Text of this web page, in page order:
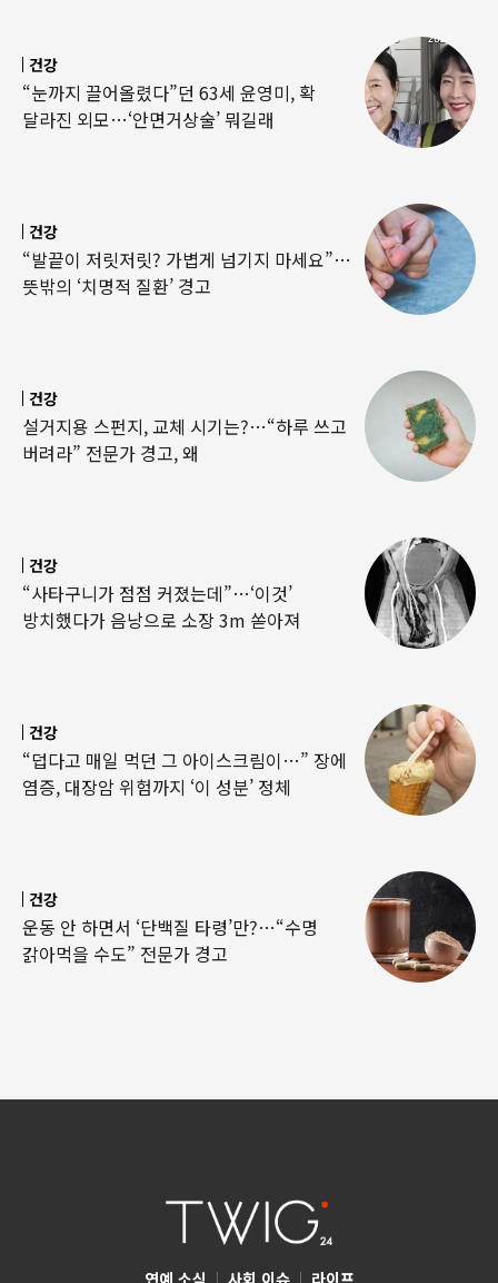
건강
“눈까지 끌어올렸다”던 63세 윤영미, 확
달라진 외모…‘안면거상술’ 뭐길래
건강
“발끝이 저릿저릿? 가볍게 넘기지 마세요”…
뜻밖의 ‘치명적 질환’ 경고
건강
설거지용 스펀지, 교체 시기는?…“하루 쓰고
버려라” 전문가 경고, 왜
건강
“사타구니가 점점 커졌는데”…‘이것’
방치했다가 음낭으로 소장 3m 쏟아져
건강
“덥다고 매일 먹던 그 아이스크림이…” 장에
염증, 대장암 위험까지 ‘이 성분’ 정체
건강
운동 안 하면서 ‘단백질 타령’만?…“수명
갉아먹을 수도” 전문가 경고
연예 소식 | 사회 이슈 | 라이프